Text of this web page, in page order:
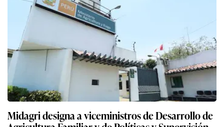
Midagri designa a viceministros de Desarrollo de